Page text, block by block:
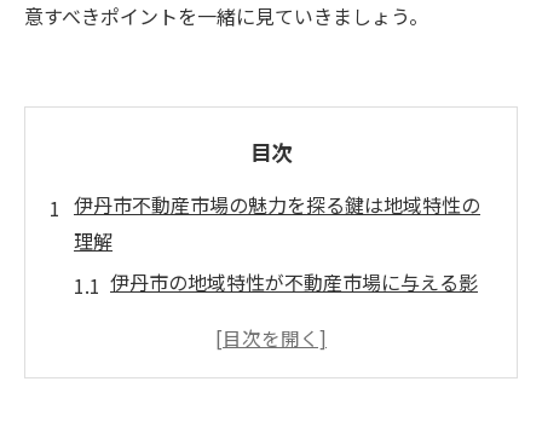
意すべきポイントを一緒に見ていきましょう。
目次
伊丹市不動産市場の魅力を探る鍵は地域特性の
理解
伊丹市の地域特性が不動産市場に与える影
歴史と文化が織りなす伊丹市の独自の魅力